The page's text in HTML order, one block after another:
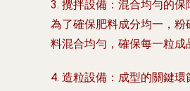
3. 攪拌設備：混合均勻的保
為了確保肥料成分均一，粉
料混合均勻，確保每一粒成
4. 造粒設備：成型的關鍵環